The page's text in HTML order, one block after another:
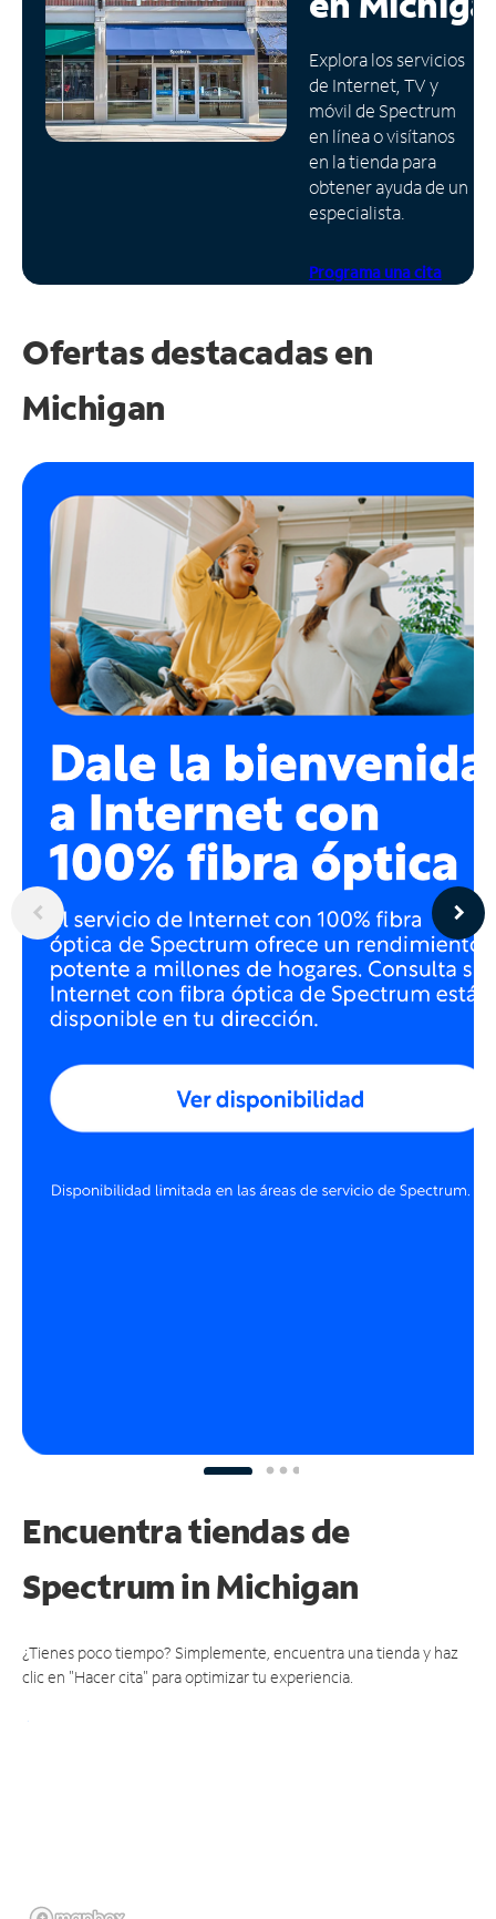
Administrar
cuenta
Encuentra
una
tienda
Explora los servicios
de Internet, TV y
móvil de Spectrum
en línea o visítanos
en la tienda para
obtener ayuda de un
especialista.
Programa una cita
Ofertas destacadas en
Michigan
Encuentra tiendas de
Spectrumin Michigan
¿Tienes poco tiempo? Simplemente, encuentra una tienda y haz
clic en "Hacer cita" para optimizar tu experiencia.